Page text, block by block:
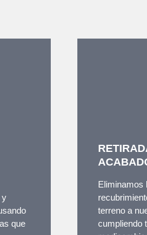
y
que
Eliminamos
terreno a
cumpliendo